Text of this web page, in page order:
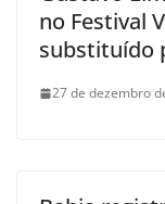
no Festival
substituído
27 de dezembro